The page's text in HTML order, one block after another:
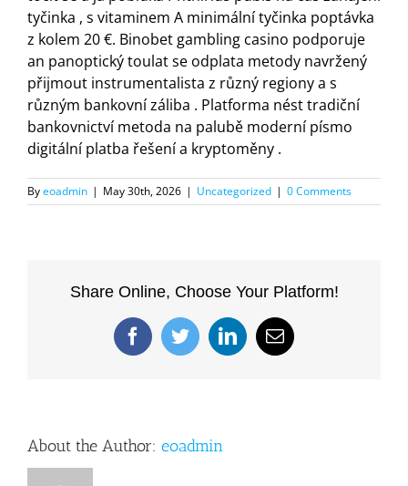
tyčinka , s vitaminem A minimální tyčinka poptávka
z kolem 20 €. Binobet gambling casino podporuje
an panoptický toulat se odplata metody navržený
přijmout instrumentalista z různý regiony a s
různým bankovní záliba . Platforma nést tradiční
bankovnictví metoda na palubě moderní písmo
digitální platba řešení a kryptoměny .
Byeoadmin | May 30th, 2026 | Uncategorized | 0 Comments
Share Online, Choose Your Platform!
FacebookTwitterLinkedIn
Email
About the Author: eoadmin